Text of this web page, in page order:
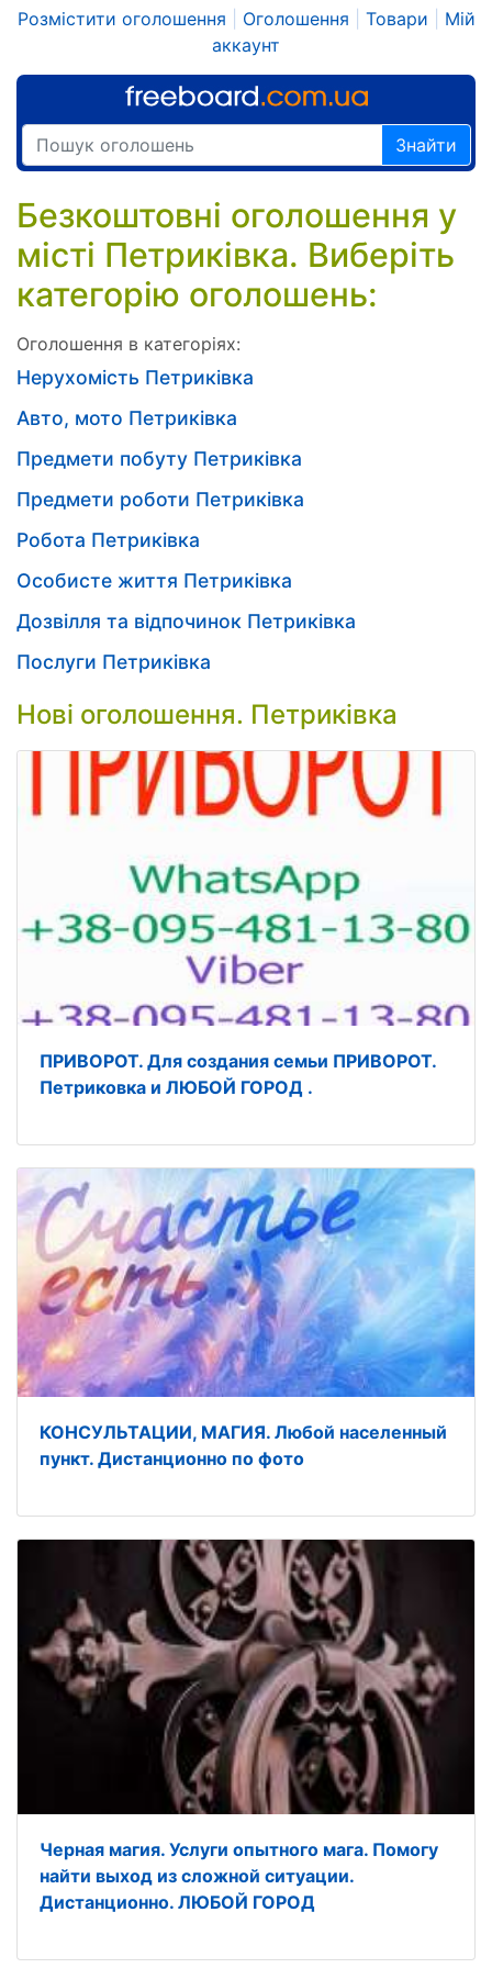
Розмістити оголошення Оголошення Товари
Мій
аккаунт
Знайти
Безкоштовні оголошення у
місті Петриківка. Виберіть
категорію оголошень:
Оголошення в категоріях:
Нерухомість Петриківка
Авто, мото Петриківка
Предмети побуту Петриківка
Предмети роботи Петриківка
Робота Петриківка
Особисте життя Петриківка
Дозвілля та відпочинок Петриківка
Послуги Петриківка
Нові оголошення. Петриківка
ПРИВОРОТ. Для создания семьи ПРИВОРОТ.
Петриковка и ЛЮБОЙ ГОРОД .
КОНСУЛЬТАЦИИ, МАГИЯ. Любой населенный
пункт. Дистанционно по фото
Черная магия. Услуги опытного мага. Помогу
найти выход из сложной ситуации.
Дистанционно. ЛЮБОЙ ГОРОД